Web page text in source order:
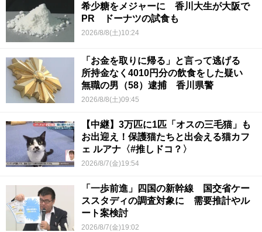
希少糖をメジャーに 香川大生が大阪で
PR ドーナツの試食も
2026/8/8(土)10:24
「お金を取りに帰る」と言って逃げる
所持金なく4010円分の飲食をした疑い
無職の男（58）逮捕 香川県警
2026/8/8(土)09:45
【中継】3万匹に1匹「オスの三毛猫」も
お出迎え！保護猫たちと出会える猫カフ
ェ ルアナ〈#推しドコ？〉
2026/8/7(金)19:54
「一歩前進」四国の新幹線 国交省ケー
ススタディの調査対象に 需要推計やル
ート案検討
2026/8/7(金)19:02